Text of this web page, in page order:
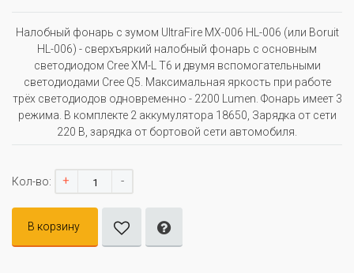
Налобный фонарь с зумом UltraFire MX-006 HL-006 (или Boruit
HL-006) - сверхъяркий налобный фонарь с основным
светодиодом Cree XM-L T6 и двумя вспомогательными
светодиодами Cree Q5. Максимальная яркость при работе
трёх светодиодов одновременно - 2200 Lumen. Фонарь имеет 3
режима. В комплекте 2 аккумулятора 18650, Зарядка от сети
220 В, зарядка от бортовой сети автомобиля.
Кол-во: + -
В корзину